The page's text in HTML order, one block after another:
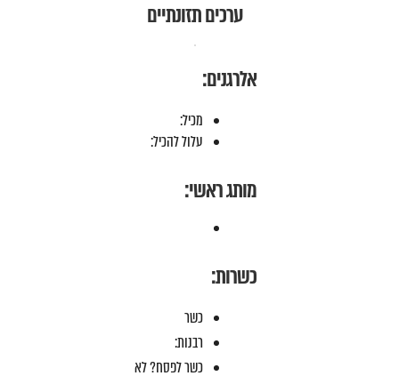
ערכים תזונתיים
אלרגנים:
מכיל:
עלול להכיל:
מותג ראשי:
כשרות:
כשר
רבנות:
כשר לפסח? לא